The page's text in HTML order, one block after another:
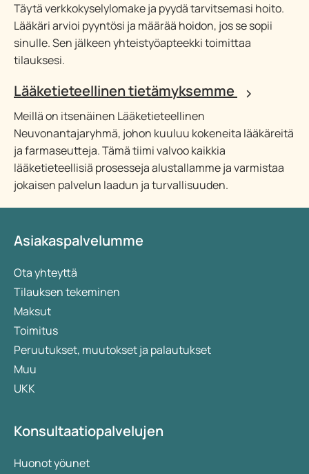
Täytä verkkokyselylomake ja pyydä tarvitsemasi hoito.
Lääkäri arvioi pyyntösi ja määrää hoidon, jos se sopii
sinulle. Sen jälkeen yhteistyöapteekki toimittaa
tilauksesi.
Lääketieteellinen tietämyksemme
Meillä on itsenäinen Lääketieteellinen
Neuvonantajaryhmä, johon kuuluu kokeneita lääkäreitä
ja farmaseutteja. Tämä tiimi valvoo kaikkia
lääketieteellisiä prosesseja alustallamme ja varmistaa
jokaisen palvelun laadun ja turvallisuuden.
Asiakaspalvelumme
Ota yhteyttä
Tilauksen tekeminen
Maksut
Toimitus
Peruutukset, muutokset ja palautukset
Muu
UKK
Konsultaatiopalvelujen
Huonot yöunet